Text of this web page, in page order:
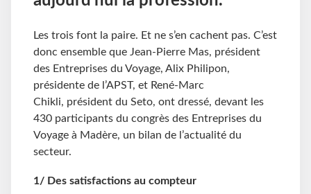
Les trois font la paire. Et ne s’en cachent pas. C’est
donc ensemble que Jean-Pierre Mas, président
des Entreprises du Voyage, Alix Philipon,
présidente de l’APST, et René-Marc
Chikli, président du Seto, ont dressé, devant les
430 participants du congrès des Entreprises du
Voyage à Madère, un bilan de l’actualité du
secteur.
1/ Des satisfactions au compteur